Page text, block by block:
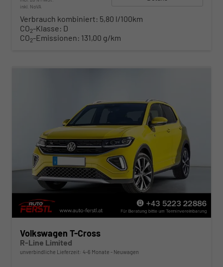
inkl. NoVA
Verbrauch kombiniert: 5,80 l/100km
CO2-Klasse: D
CO2-Emissionen: 131,00 g/km
Volkswagen T-Cross
R-Line Limited
unverbindliche Lieferzeit: 4-6 Monate Neuwagen